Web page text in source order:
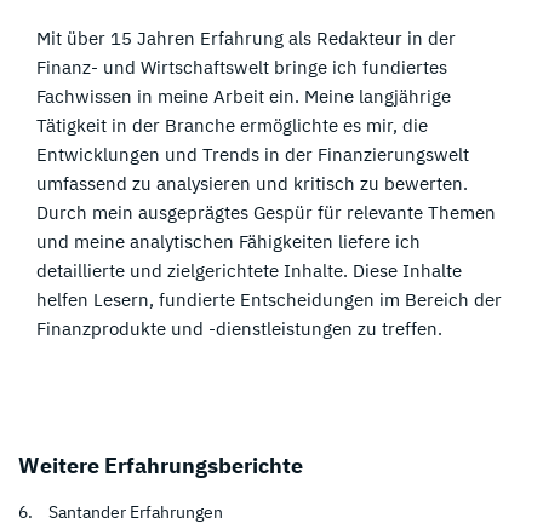
Wha
tsap
teile
n
Face
boo
teile
n
Twit
ter
n
Mit über 15 Jahren Erfahrung als Redakteur in der
Finanz- und Wirtschaftswelt bringe ich fundiertes
Fachwissen in meine Arbeit ein. Meine langjährige
Tätigkeit in der Branche ermöglichte es mir, die
Entwicklungen und Trends in der Finanzierungswelt
umfassend zu analysieren und kritisch zu bewerten.
Durch mein ausgeprägtes Gespür für relevante Themen
und meine analytischen Fähigkeiten liefere ich
detaillierte und zielgerichtete Inhalte. Diese Inhalte
helfen Lesern, fundierte Entscheidungen im Bereich der
Finanzprodukte und -dienstleistungen zu treffen.
Weitere Erfahrungsberichte
6. Santander Erfahrungen